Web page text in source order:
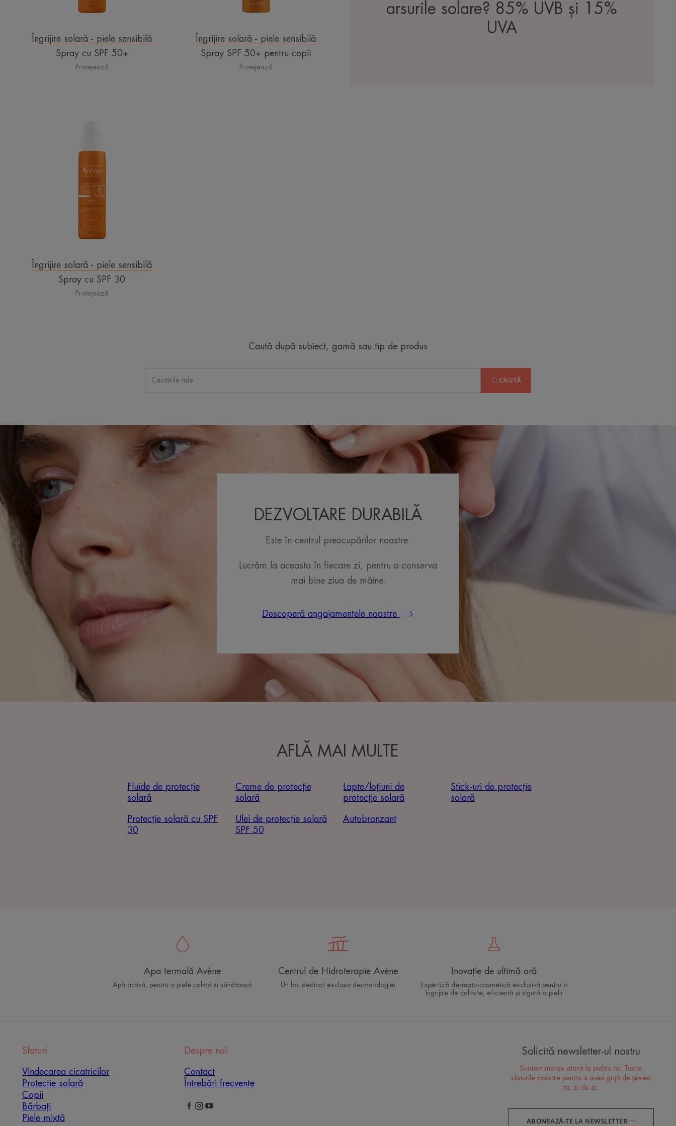
Îngrijire solară - piele sensibilă
Spray cu SPF 50+
Protejează
Îngrijire solară - piele sensibilă
Spray SPF 50+ pentru copii
Protejează
arsurile solare? 85% UVB și 15%
UVA
30
Îngrijire solară - piele sensibilă
Spray cu SPF 30
Protejează
Caută după subiect, gamă sau tip de produs
CAUTĂ
DEZVOLTARE DURABILĂ
Este în centrul preocupărilor noastre.
Lucrăm la aceasta în fiecare zi, pentru a conserva
mai bine ziua de mâine.
Descoperă angajamentele noastre
AFLĂ MAI MULTE
Fluide de protecție
solară
Creme de protecție
solară
Lapte/loțiuni de
protecție solară
Stick-uri de protecție
solară
Protecție solară cu SPF
30
Ulei de protecție solară
SPF 50
Autobronzant
Îngrijirea esențială pentru
pielea ta
Apa termală Avène
Apă activă, pentru o piele calmă și sănătoasă
Centrul de Hidroterapie Avène
Un loc dedicat exclusiv dermatologiei
Inovație de ultimă oră
Expertiză dermato-cosmetică exclusivă pentru o
îngrijire de calitate, eficientă și sigură a pielii
Solicită newsletter-ul nostru
Suntem mereu atenți la pielea ta! Toate
sfaturile noastre pentru a avea grijă de pielea
ta, zi de zi.
ABONEAZĂ-TE LA NEWSLETTER
Sfaturi
Vindecarea cicatricilor
Protecție solară
Copii
Bărbați
Piele mixtă
Despre noi
Contact
Întrebări frecvente